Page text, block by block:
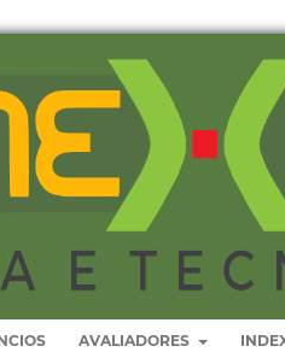
AVALIADORES